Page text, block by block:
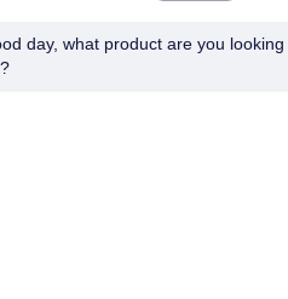
Rights Reserved.
day, what product are you looking